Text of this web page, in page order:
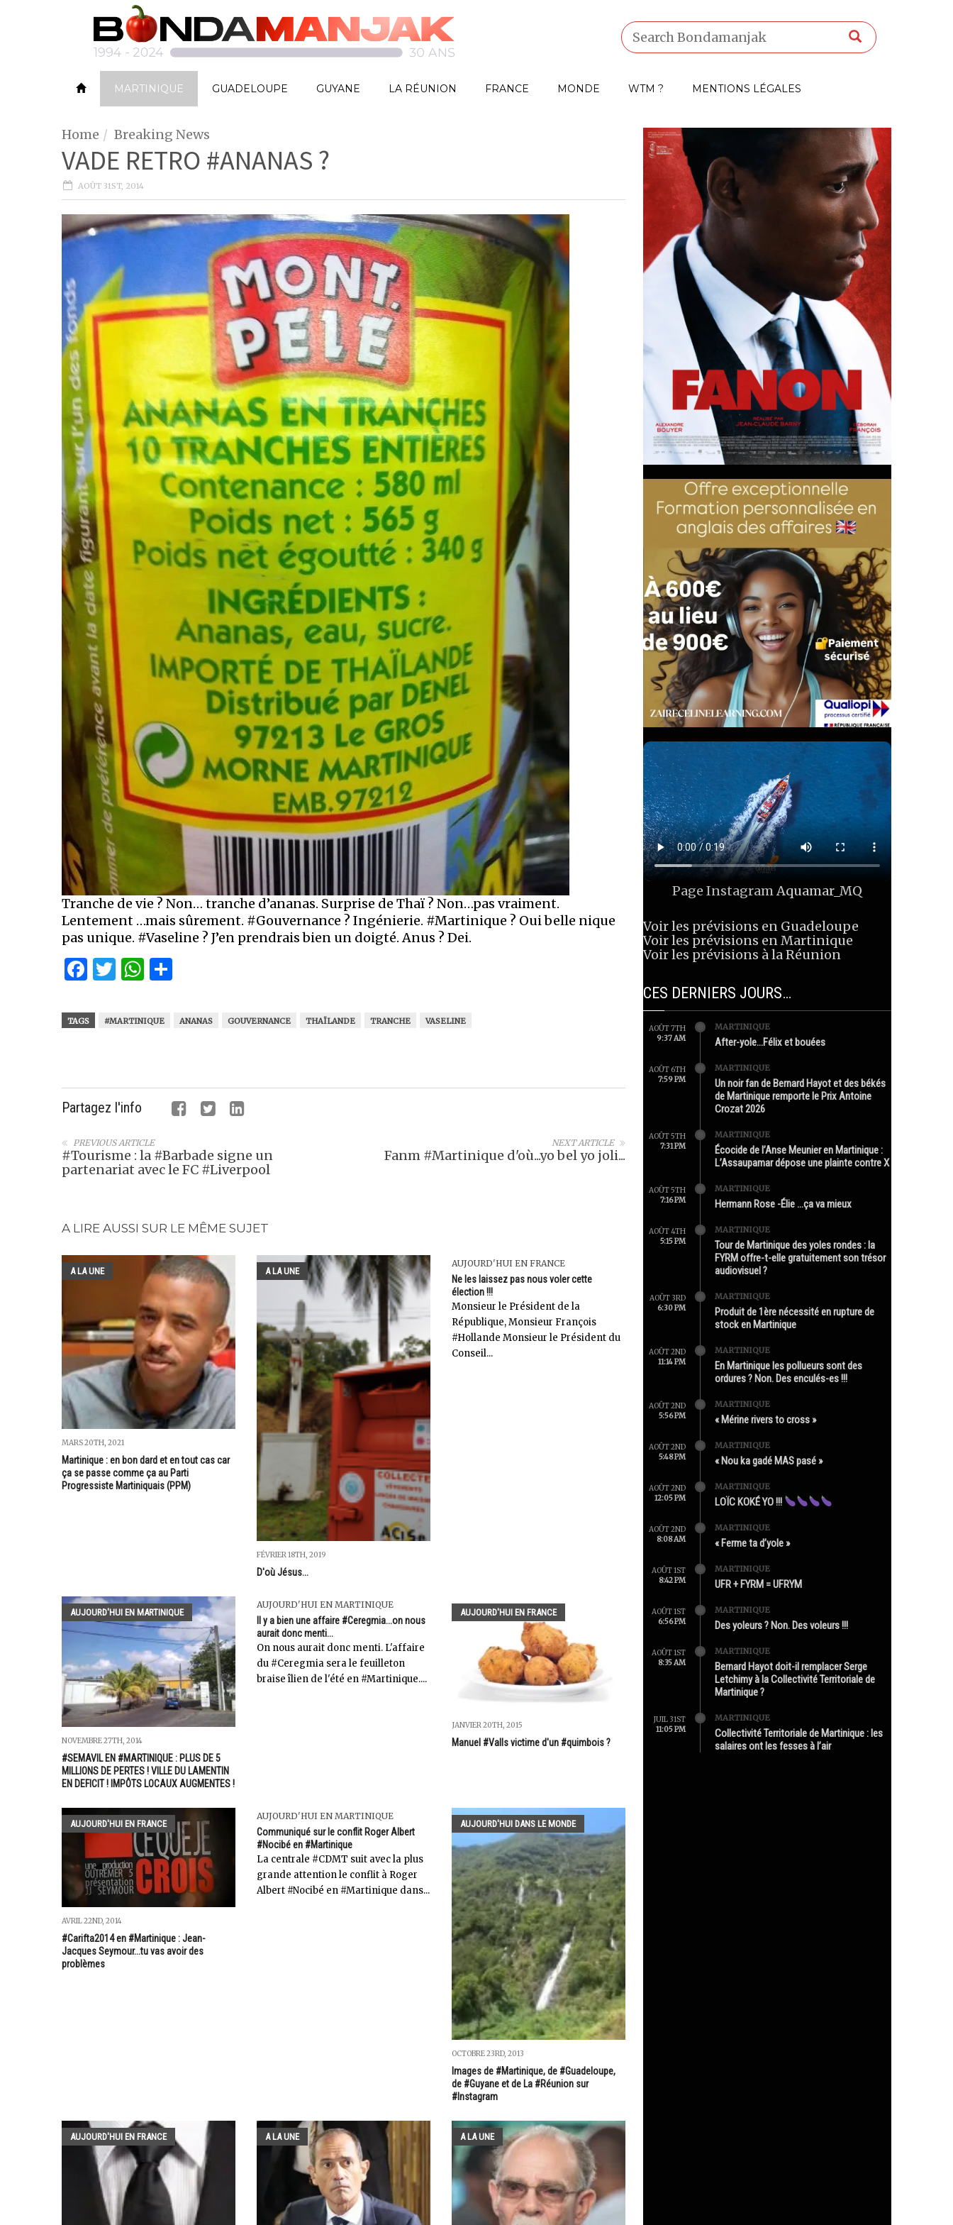
MARTINIQUE GUADELOUPE GUYANE LA RÉUNION FRANCE MONDE WTM ? MENTIONS LÉGALES
Home Breaking News
VADE RETRO #ANANAS ?
AOÛT 31ST, 2014
Tranche de vie ? Non… tranche d’ananas. Surprise de Thaï ? Non…pas vraiment.
Lentement …mais sûrement. #Gouvernance ? Ingénierie. #Martinique ? Oui belle nique
pas unique. #Vaseline ? J’en prendrais bien un doigté. Anus ? Dei.
Facebook
Twitter
WhatsApp
TAGS #MARTINIQUE ANANAS GOUVERNANCE THAÏLANDE TRANCHE VASELINE
Partagez l'info
NEXT ARTICLE
Fanm #Martinique d'où...yo bel yo joli...
PREVIOUS ARTICLE
#Tourisme : la #Barbade signe un
partenariat avec le FC #Liverpool
A LIRE AUSSI SUR LE MÊME SUJET
A LA UNE
MARS 20TH, 2021
Martinique : en bon dard et en tout cas car
ça se passe comme ça au Parti
Progressiste Martiniquais (PPM)
A LA UNE
FÉVRIER 18TH, 2019
D'où Jésus...
AUJOURD'HUI EN FRANCE
Ne les laissez pas nous voler cette
élection !!!
Monsieur le Président de la
République, Monsieur François
#Hollande Monsieur le Président du
Conseil...
AUJOURD'HUI EN MARTINIQUE
NOVEMBRE 27TH, 2014
#SEMAVIL EN #MARTINIQUE : PLUS DE 5
MILLIONS DE PERTES ! VILLE DU LAMENTIN
EN DEFICIT ! IMPÔTS LOCAUX AUGMENTES !
AUJOURD'HUI EN MARTINIQUE
Il y a bien une affaire #Ceregmia...on nous
aurait donc menti...
On nous aurait donc menti. L'affaire
du #Ceregmia sera le feuilleton
braise îlien de l'été en #Martinique....
AUJOURD'HUI EN FRANCE
JANVIER 20TH, 2015
Manuel #Valls victime d'un #quimbois ?
AUJOURD'HUI EN FRANCE
AVRIL 22ND, 2014
#Carifta2014 en #Martinique : Jean-
Jacques Seymour...tu vas avoir des
problèmes
AUJOURD'HUI EN MARTINIQUE
Communiqué sur le conflit Roger Albert
#Nocibé en #Martinique
La centrale #CDMT suit avec la plus
grande attention le conflit à Roger
Albert #Nocibé en #Martinique dans...
AUJOURD'HUI DANS LE MONDE
OCTOBRE 23RD, 2013
Images de #Martinique, de #Guadeloupe,
de #Guyane et de La #Réunion sur
#Instagram
AUJOURD'HUI EN FRANCE A LA UNE A LA UNE
Page InstagramAquamar_MQ
Voir les prévisions en Guadeloupe
Voir les prévisions en Martinique
Voir les prévisions à la Réunion
CES DERNIERS JOURS…
AOÛT 7TH
9:37 AM
MARTINIQUE
After-yole…Félix et bouées
AOÛT 6TH
7:59 PM
MARTINIQUE
Un noir fan de Bernard Hayot et des békés
de Martinique remporte le Prix Antoine
Crozat 2026
AOÛT 5TH
7:31 PM
MARTINIQUE
Écocide de l’Anse Meunier en Martinique :
L’Assaupamar dépose une plainte contre X
AOÛT 5TH
7:16 PM
MARTINIQUE
Hermann Rose -Élie …ça va mieux
AOÛT 4TH
5:15 PM
MARTINIQUE
Tour de Martinique des yoles rondes : la
FYRM offre-t-elle gratuitement son trésor
audiovisuel ?
AOÛT 3RD
6:30 PM
MARTINIQUE
Produit de 1ère nécessité en rupture de
stock en Martinique
AOÛT 2ND
11:14 PM
MARTINIQUE
En Martinique les pollueurs sont des
ordures ? Non. Des enculés-es !!!
AOÛT 2ND
5:56 PM
MARTINIQUE
« Mérine rivers to cross »
AOÛT 2ND
5:48 PM
MARTINIQUE
« Nou ka gadé MAS pasé »
AOÛT 2ND
12:05 PM
MARTINIQUE
LOÏC KOKÉ YO !!!
AOÛT 2ND
8:08 AM
MARTINIQUE
« Ferme ta d’yole »
AOÛT 1ST
8:42 PM
MARTINIQUE
UFR + FYRM = UFRYM
AOÛT 1ST
6:56 PM
MARTINIQUE
Des yoleurs ? Non. Des voleurs !!!
AOÛT 1ST
8:35 AM
MARTINIQUE
Bernard Hayot doit-il remplacer Serge
Letchimy à la Collectivité Territoriale de
Martinique ?
JUIL 31ST
11:05 PM
MARTINIQUE
Collectivité Territoriale de Martinique : les
salaires ont les fesses à l’air